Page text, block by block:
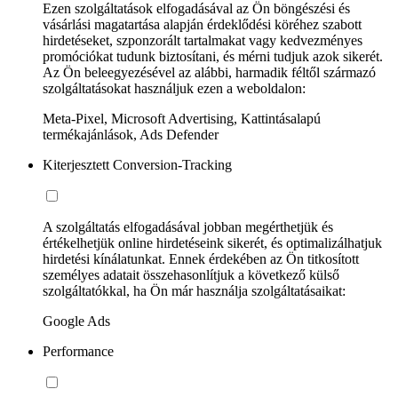
Ezen szolgáltatások elfogadásával az Ön böngészési és
vásárlási magatartása alapján érdeklődési köréhez szabott
hirdetéseket, szponzorált tartalmakat vagy kedvezményes
promóciókat tudunk biztosítani, és mérni tudjuk azok sikerét.
Az Ön beleegyezésével az alábbi, harmadik féltől származó
szolgáltatásokat használjuk ezen a weboldalon:
Meta-Pixel, Microsoft Advertising, Kattintásalapú
termékajánlások, Ads Defender
Kiterjesztett Conversion-Tracking
A szolgáltatás elfogadásával jobban megérthetjük és
értékelhetjük online hirdetéseink sikerét, és optimalizálhatjuk
hirdetési kínálatunkat. Ennek érdekében az Ön titkosított
személyes adatait összehasonlítjuk a következő külső
szolgáltatókkal, ha Ön már használja szolgáltatásaikat:
Google Ads
Performance